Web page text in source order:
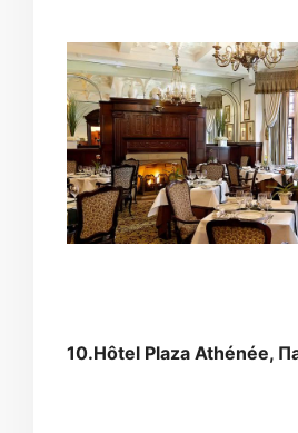
10.Hôtel Plaza Athénée,